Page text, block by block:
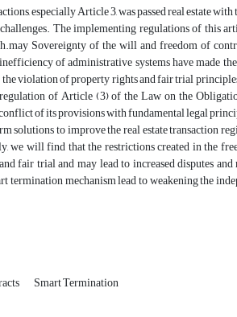
especially Article 3, was passed real estate
The implementing regulations of this
Sovereignty of the will and freedom of
of administrative systems have made
violation of property rights and fair trial
of Article (3) of the Law on the
of its provisions with fundamental legal
solutions to improve the real estate transaction
we will find that the restrictions created in the
fair trial and may lead to increased disputes
termination mechanism lead to weakening the
Smart Termination